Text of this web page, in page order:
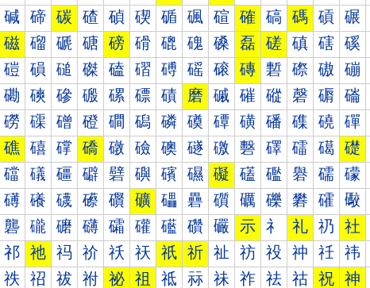
碱 碲 碳 碴 碵 碶 碷 碸 碹 確 碻 碼 碽 碾
磁 磂 磃 磄 磅 磆 磇 磈 磉 磊 磋 磌 磍 磎
磑 磒 磓 磔 磕 磖 磗 磘 磙 磚 磛 磜 磝 磞
磡 磢 磣 磤 磥 磦 磧 磨 磩 磪 磫 磬 磭 磮
磱 磲 磳 磴 磵 磶 磷 磸 磹 磺 磻 磼 磽 磾
礁 礂 礃 礄 礅 礆 礇 礈 礉 礊 礋 礌 礍 礎
礑 礒 礓 礔 礕 礖 礗 礘 礙 礚 礛 礜 礝 礞
礡 礢 礣 礤 礥 礦 礧 礨 礩 礪 礫 礬 礭 礮
礱 礲 礳 礴 礵 礶 礷 礸 礹 示 礻 礼 礽 社
祁 祂 祃 祄 祅 祆 祇 祈 祉 祊 祋 祌 祍 祎
祑 祒 祓 祔 祕 祖 祗 祘 祙 祚 祛 祜 祝 神